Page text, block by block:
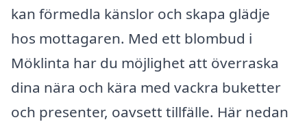
kan förmedla känslor och skapa glädje
hos mottagaren. Med ett blombud i
Möklinta har du möjlighet att överraska
dina nära och kära med vackra buketter
och presenter, oavsett tillfälle. Här nedan